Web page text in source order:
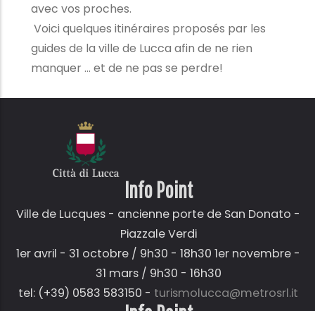
avec vos proches.
Voici quelques itinéraires proposés par les
guides de la ville de Lucca afin de ne rien
manquer ... et de ne pas se perdre!
Info Point
Ville de Lucques - ancienne porte de San Donato -
Piazzale Verdi
1er avril - 31 octobre / 9h30 - 18h30 1er novembre -
31 mars / 9h30 - 16h30
tel: (+39) 0583 583150 - turismolucca@metrosrl.it